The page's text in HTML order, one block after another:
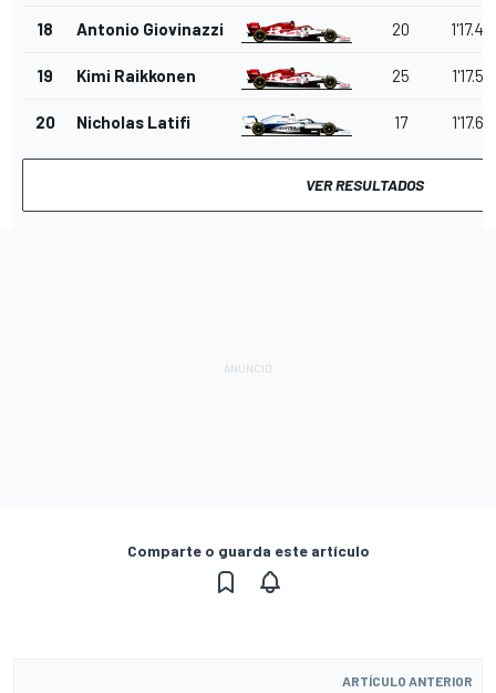
18 Antonio Giovinazzi 20
19 Kimi Raikkonen 25
20 Nicholas Latifi 17
VER RESULTADOS
Comparte o guarda este artículo
ARTÍCULO ANTERIOR